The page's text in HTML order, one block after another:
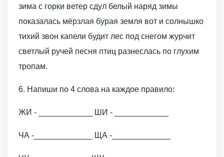
зима с горки ветер сдул белый наряд зимы
показалась мёрзлая бурая земля вот и солнышко
тихий звон капели будит лес под снегом журчит
светлый ручей песня птиц разнеслась по глухим
тропам.
6. Напиши по 4 слова на каждое правило:
ЖИ - ____________ ШИ - ____________
ЧА -_____________ ЩА -_____________